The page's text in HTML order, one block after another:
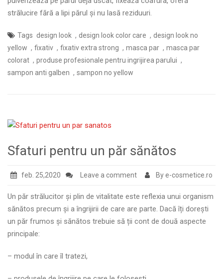
strălucire fără a lipi părul și nu lasă reziduuri.
Tags design look , design look color care , design look no
yellow , fixativ , fixativ extra strong , masca par , masca par
colorat , produse profesionale pentru ingrijirea parului ,
sampon anti galben , sampon no yellow
Sfaturi pentru un păr sănătos
feb. 25,2020 Leave a comment By e-cosmetice.ro
Un păr strălucitor și plin de vitalitate este reflexia unui organism
sănătos precum și a îngrijirii de care are parte. Dacă îți dorești
un păr frumos și sănătos trebuie să ții cont de două aspecte
principale:
– modul în care îl tratezi,